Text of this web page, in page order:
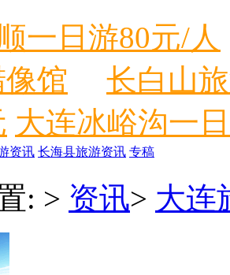
一日游80元/人
馆
长白山
大连冰峪沟一
资讯 长海县旅游资讯 专稿
: > 资讯> 大连